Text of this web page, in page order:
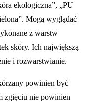
ekologiczna”, „PU
Mogą wyglądać
z warstw
skóry. Ich największą
i rozwarstwianie.
powinien być
zgięciu nie powinien